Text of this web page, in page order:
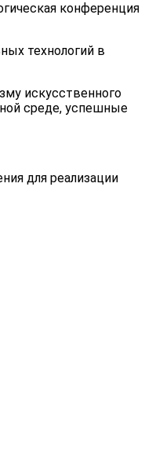
конференция
технологий в
искусственного
среде, успешные
для реализации